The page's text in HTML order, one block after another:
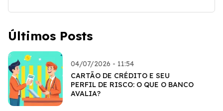
Últimos Posts
04/07/2026 - 11:54
CARTÃO DE CRÉDITO E SEU
PERFIL DE RISCO: O QUE O BANCO
AVALIA?